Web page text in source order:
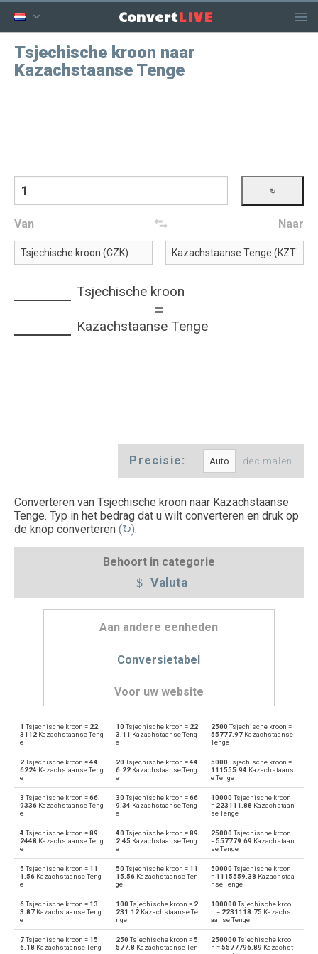
ConvertLIVE
Tsjechische kroon naar
Kazachstaanse Tenge
Van Naar
Tsjechische kroon
=
Kazachstaanse Tenge
Precisie: decimalen
Converteren van Tsjechische kroon naar Kazachstaanse
Tenge. Typ in het bedrag dat u wilt converteren en druk op
de knop converteren (↻).
Behoort in categorie
Valuta
Aan andere eenheden
Conversietabel
Voor uw website
CZK Tsjechische kroon naar Emiraten Dirham AED
ARS Argentijnse peso naar Tsjechische kroon
CZK Tsjechische kroon naar Australische Dollars AUD
AUD Australische Dollars naar Tsjechische kroon CZK
Tsjechische kroon naar Bulgaarse nieuwe Lev
Bulgaarse nieuwe Lev naar Tsjechische kroon
1 Tsjechische kroon = 22.
3112 Kazachstaanse Teng
e
10 Tsjechische kroon = 22
3.11 Kazachstaanse Teng
e
2500 Tsjechische kroon =
55777.97 Kazachstaanse
Tenge
2Tsjechische kroon =44.
6224 Kazachstaanse Teng
e
20 Tsjechische kroon =44
6.22Kazachstaanse Teng
e
5000 Tsjechische kroon =
111555.94 Kazachstaans
e Tenge
3 Tsjechische kroon =66.
9336 Kazachstaanse Teng
e
30 Tsjechische kroon =66
9.34 Kazachstaanse Teng
e
10000 Tsjechische kroon
= 223111.88 Kazachstaan
se Tenge
4 Tsjechische kroon =89.
2448 Kazachstaanse Teng
e
40 Tsjechische kroon =89
2.45 Kazachstaanse Teng
e
25000 Tsjechische kroon
=557779.69 Kazachstaan
se Tenge
5 Tsjechische kroon = 11
1.56 Kazachstaanse Teng
e
50 Tsjechische kroon = 11
15.56Kazachstaanse Ten
ge
50000 Tsjechische kroon
= 1115559.38 Kazachstaa
nse Tenge
6Tsjechische kroon = 13
3.87 Kazachstaanse Teng
e
100 Tsjechische kroon = 2
231.12Kazachstaanse Te
nge
100000 Tsjechische kroo
n = 2231118.75 Kazachst
aanse Tenge
7Tsjechische kroon = 15
6.18 Kazachstaanse Teng
250 Tsjechische kroon =5
577.8 Kazachstaanse Ten
250000 Tsjechische kroo
n =5577796.89 Kazachst